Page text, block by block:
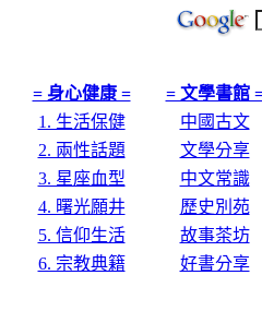
= 身心健康 = = 文學書館
1. 生活保健 中國古文
2. 兩性話題 文學分享
3. 星座血型 中文常識
4. 曙光願井 歷史別苑
5. 信仰生活 故事茶坊
6. 宗教典籍 好書分享